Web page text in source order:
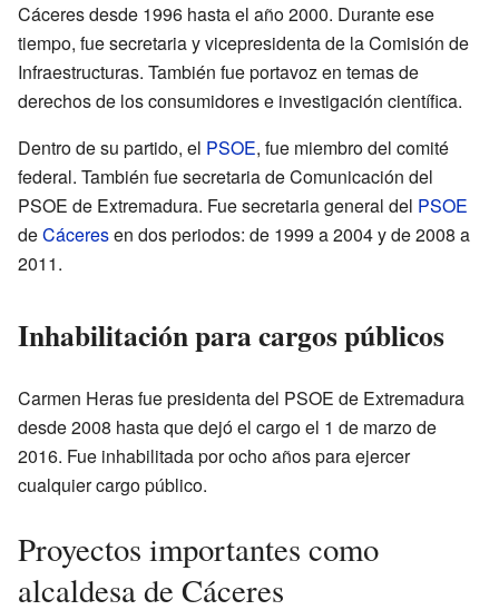
Cáceres desde 1996 hasta el año 2000. Durante ese
tiempo, fue secretaria y vicepresidenta de la Comisión de
Infraestructuras. También fue portavoz en temas de
derechos de los consumidores e investigación científica.
Dentro de su partido, el PSOE, fue miembro del comité
federal. También fue secretaria de Comunicación del
PSOE de Extremadura. Fue secretaria general del PSOE
deCáceresen dos periodos: de 1999 a 2004 y de 2008 a
2011.
Inhabilitación para cargos públicos
Carmen Heras fue presidenta del PSOE de Extremadura
desde 2008 hasta que dejó el cargo el 1 de marzo de
2016. Fue inhabilitada por ocho años para ejercer
cualquier cargo público.
Proyectos importantes como
alcaldesa de Cáceres